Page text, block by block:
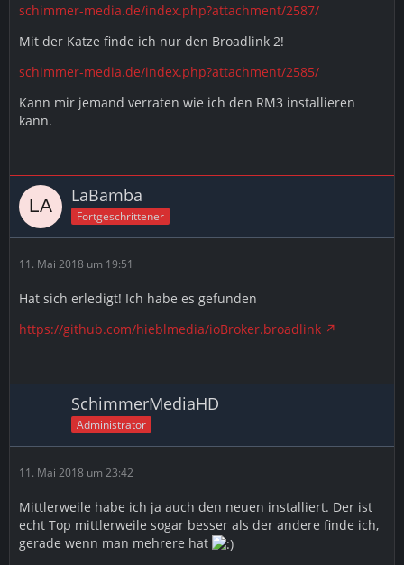
schimmer-media.de/index.php?attachment/2587/
Mit der Katze finde ich nur den Broadlink 2!
schimmer-media.de/index.php?attachment/2585/
Kann mir jemand verraten wie ich den RM3 installieren
kann.
LaBamba
Fortgeschrittener
11. Mai 2018 um 19:51
Hat sich erledigt! Ich habe es gefunden
https://github.com/hieblmedia/ioBroker.broadlink
SchimmerMediaHD
Administrator
11. Mai 2018 um 23:42
Mittlerweile habe ich ja auch den neuen installiert. Der ist
echt Top mittlerweile sogar besser als der andere finde ich,
gerade wenn man mehrere hat